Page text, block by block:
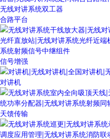
合路平台
信号增强
对讲机
天馈传输